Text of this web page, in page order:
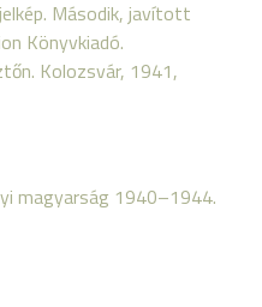
Második, javított
Könyvkiadó.
Kolozsvár, 1941,
magyarság 1940–1944.